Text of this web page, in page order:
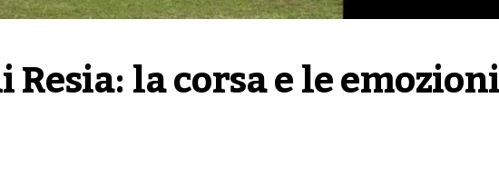
Resia: la corsa e le